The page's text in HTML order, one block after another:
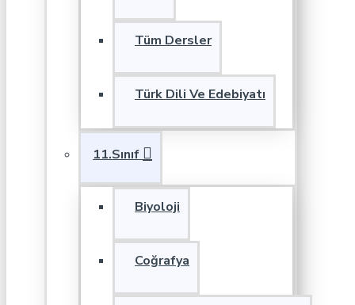
Tüm Dersler
Türk Dili Ve Edebiyatı
11.Sınıf
Biyoloji
Coğrafya